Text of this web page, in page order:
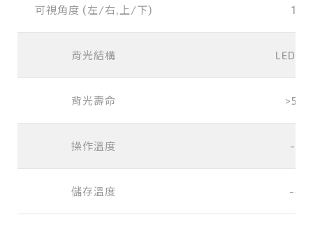
可視角度 (左/右,上/下)
背光結構 LED
背光壽命
操作溫度 -
儲存溫度 -